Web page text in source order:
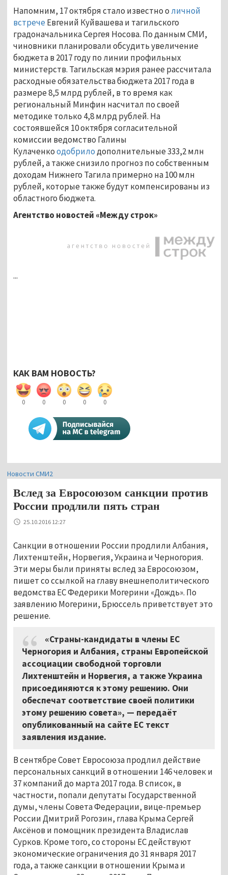
Напомним, 17 октября стало известно оличной
встрече Евгений Куйвашева и тагильского
градоначальника Сергея Носова. По данным СМИ,
чиновники планировали обсудить увеличение
бюджета в 2017 году по линии профильных
министерств. Тагильская мэрия ранее рассчитала
расходные обязательства бюджета 2017 года в
размере 8,5 млрд рублей, в то время как
региональный Минфин насчитал по своей
методике только 4,8 млрд рублей. На
состоявшейся 10 октября согласительной
комиссии ведомство Галины
Кулаченкоодобрилодополнительные 333,2 млн
рублей, а также снизило прогноз по собственным
доходам Нижнего Тагила примерно на 100 млн
рублей, которые также будут компенсированы из
областного бюджета.
Агентство новостей «Между строк»
...
КАК ВАМ НОВОСТЬ?
0 0 0 0 0
Новости СМИ2
Вслед за Евросоюзом санкции против
России продлили пять стран
25.10.2016 12:27
Санкции в отношении России продлили Албания,
Лихтенштейн, Норвегия, Украина и Черногория.
Эти меры были приняты вслед за Евросоюзом,
пишет со ссылкой на главу внешнеполитического
ведомства ЕС Федерики Могерини «Дождь». По
заявлению Могерини, Брюссель приветствует это
решение.
«Страны-кандидаты в члены ЕС
Черногория и Албания, страны Европейской
ассоциации свободной торговли
Лихтенштейн и Норвегия, а также Украина
присоединяются к этому решению. Они
обеспечат соответствие своей политики
этому решению совета», — передаёт
опубликованный на сайте ЕС текст
заявления издание.
В сентябре Совет Евросоюза продлил действие
персональных санкций в отношении 146 человек и
37 компаний до марта 2017 года. В список, в
частности, попали депутаты Государственной
думы, члены Совета Федерации, вице-премьер
России Дмитрий Рогозин, глава Крыма Сергей
Аксёнов и помощник президента Владислав
Сурков. Кроме того, со стороны ЕС действуют
экономические ограничения до 31 января 2017
года, а также санкции в отношении Крыма и